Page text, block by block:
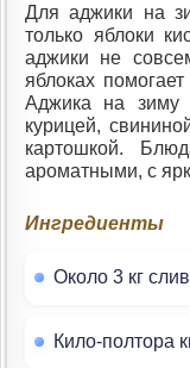
Для аджики на
только яблоки
аджики не
яблоках
Аджика на зиму
курицей,
картошкой.
ароматными, с
Ингредиенты
Около 3 кг
Кило-полтора